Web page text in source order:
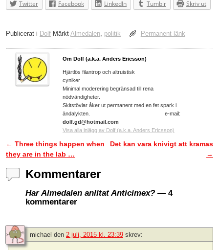
Twitter Facebook LinkedIn Tumblr Skriv ut
Publicerat i Dolf Märkt Almedalen, politik Permanent länk
Om Dolf (a.k.a. Anders Ericsson)
Hjärtlös filantrop och altruistisk
cyniker
Minimal moderering begränsad till rena
nödvändigheter.
Skitstövlar åker ut permanent med en fet spark i
ändalykten. e-mail:
dolf.gd@hotmail.com
Visa alla inlägg av Dolf (a.k.a. Anders Ericsson)
Inläggsnavigering
← Three things happen when
they are in the lab …
Det kan vara knivigt att kramas
→
Kommentarer
Har Almedalen anlitat Anticimex? — 4
kommentarer
michael den 2 juli, 2015 kl. 23:39 skrev: